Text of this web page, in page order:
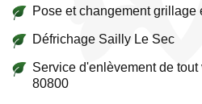
Pose et changement
Défrichage Sailly Le Sec
Service d'enlèvement de
80800